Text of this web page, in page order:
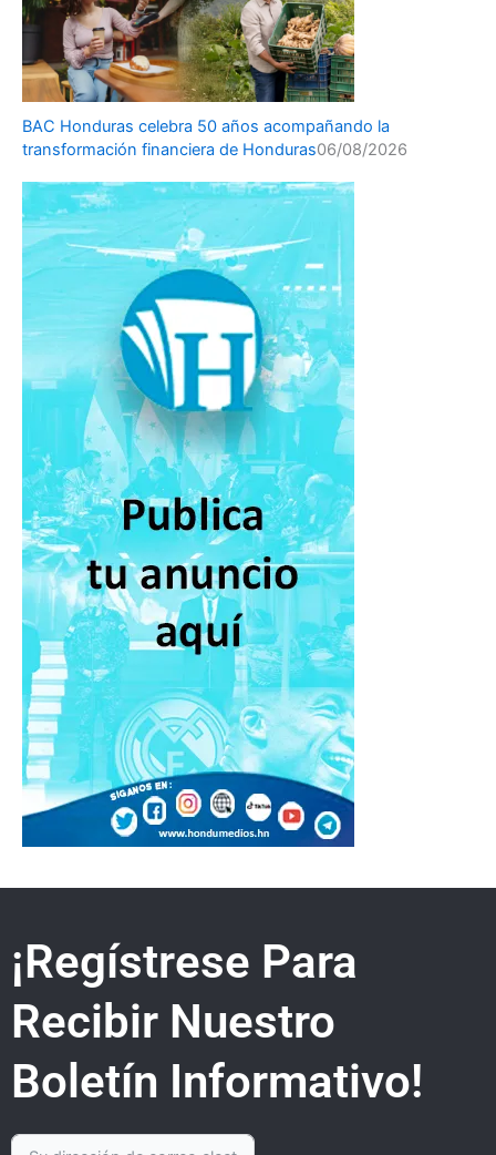
BAC Honduras celebra 50 años acompañando la
transformación financiera de Honduras06/08/2026
¡Regístrese Para
Recibir Nuestro
Boletín Informativo!